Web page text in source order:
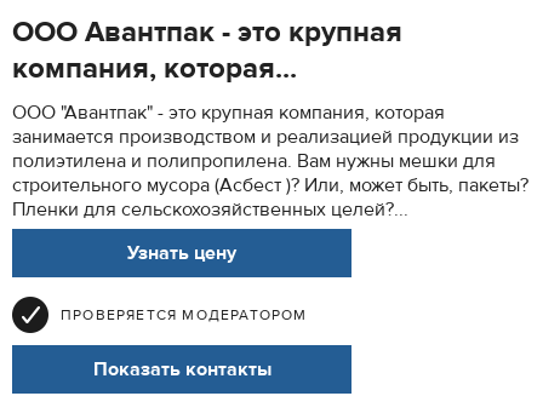
ООО Авантпак - это крупная
компания, которая...
ООО "Авантпак" - это крупная компания, которая
занимается производством и реализацией продукции из
полиэтилена и полипропилена. Вам нужны мешки для
строительного мусора (Асбест )? Или, может быть, пакеты?
Пленки для сельскохозяйственных целей?...
Узнать цену
ПРОВЕРЯЕТСЯ МОДЕРАТОРОМ
Показать контакты